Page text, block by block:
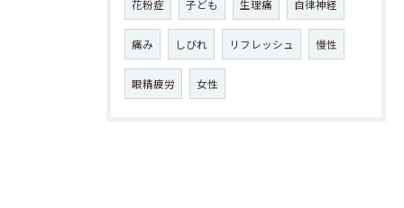
花粉症 子ども 生理痛 自律神経
痛み しびれ リフレッシュ 慢性
眼精疲労 女性